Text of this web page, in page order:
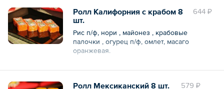
644 ₽
Ролл Калифорния с крабом 8
шт.
Рис п/ф, нори , майонез , крабовые
палочки , огурец п/ф, омлет, масаго
оранжевая.
Общий вес – 210 г
579 ₽
Ролл Мексиканский 8 шт.